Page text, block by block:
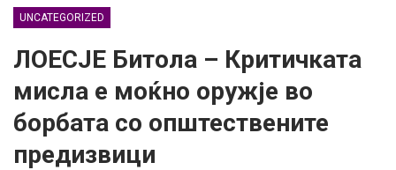
UNCATEGORIZED
ЛОЕСЈЕ Битола – Критичката
мисла е моќно оружје во
борбата со општествените
предизвици